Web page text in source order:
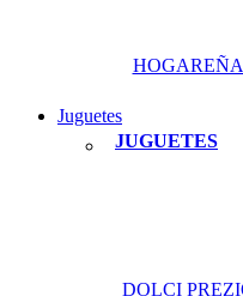
Juguetes
JUGUETES
DOLCI